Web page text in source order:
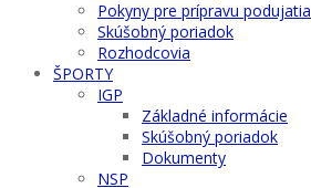
Pokyny pre prípravu podujatia
Skúšobný poriadok
Rozhodcovia
ŠPORTY
IGP
Základné informácie
Skúšobný poriadok
Dokumenty
NSP